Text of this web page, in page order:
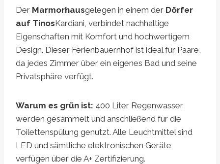
Der Marmorhausgelegen in einem der Dörfer
auf TinosKardiani, verbindet nachhaltige
Eigenschaften mit Komfort und hochwertigem
Design. Dieser Ferienbauernhof ist ideal für Paare,
da jedes Zimmer über ein eigenes Bad und seine
Privatsphäre verfügt.
Warum es grün ist: 400 Liter Regenwasser
werden gesammelt und anschließend für die
Toilettenspülung genutzt. Alle Leuchtmittel sind
LED und sämtliche elektronischen Geräte
verfügen über die A+ Zertifizierung.